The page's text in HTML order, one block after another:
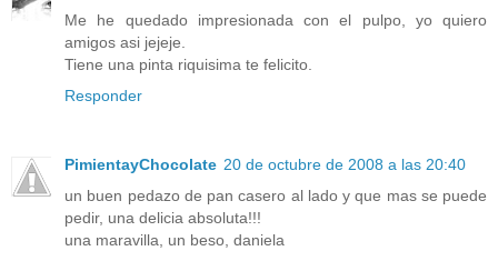
Me he quedado impresionada con el pulpo, yo quiero
amigos asi jejeje.
Tiene una pinta riquisima te felicito.
Responder
PimientayChocolate 20 de octubre de 2008 a las 20:40
un buen pedazo de pan casero al lado y que mas se puede
pedir, una delicia absoluta!!!
una maravilla, un beso, daniela